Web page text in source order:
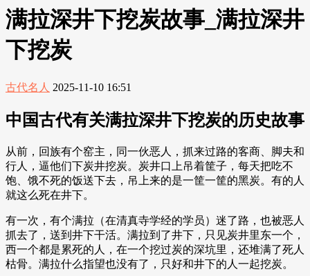
满拉深井下挖炭故事_满拉深井
下挖炭
古代名人 2025-11-10 16:51
中国古代有关满拉深井下挖炭的历史故事
从前，回族有个窑主，同一伙恶人，抓来过路的客商、脚夫和
行人，逼他们下炭井挖炭。炭井口上吊着筐子，每天把吃不
饱、饿不死的饭送下去，吊上来的是一筐一筐的黑炭。有的人
就这么死在井下。
有一次，有个满拉（在清真寺学经的学员）迷了路，也被恶人
抓去了，送到井下干活。满拉到了井下，只见炭井里东一个，
西一个都是累死的人，在一个挖过炭的深坑里，还堆满了死人
枯骨。满拉什么指望也没有了，只好和井下的人一起挖炭。